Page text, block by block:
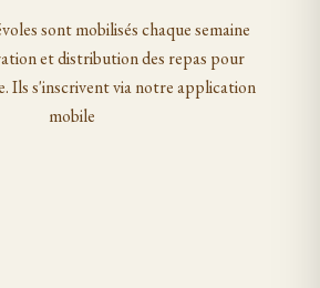
sont mobilisés chaque semaine
et distribution des repas pour
Ils s'inscrivent via notre application
mobile